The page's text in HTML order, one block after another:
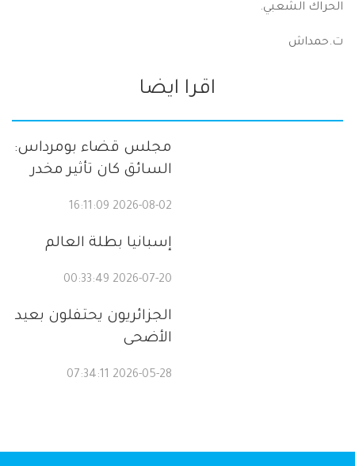
الحراك الشعبي.
ت.حمداش
اقرا ايضا
مجلس قضاء بومرداس:
السائق كان تأثير مخدر
2026-08-02 16:11:09
إسبانيا بطلة العالم
2026-07-20 00:33:49
الجزائريون يحتفلون بعيد
الأضحى
2026-05-28 07:34:11